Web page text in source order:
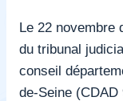
Le 22 novembre
du tribunal
conseil
de-Seine